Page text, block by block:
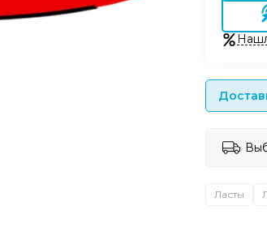
Ласты